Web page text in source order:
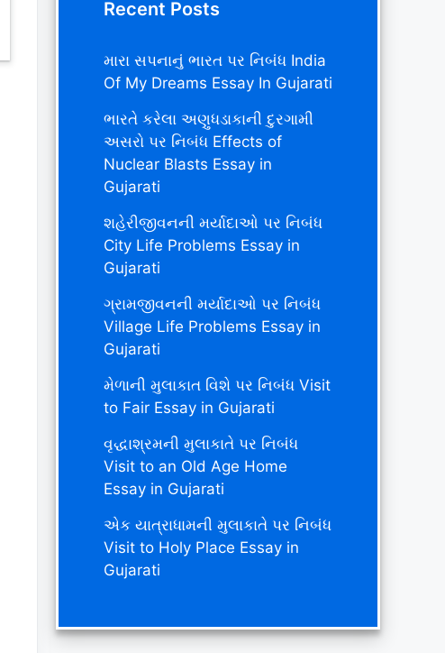
Recent Posts
મારા સપનાનું ભારત પર નિબંધ India
Of My Dreams Essay In Gujarati
ભારતે કરેલા અણુધડાકાની દુરગામી
અસરો પર નિબંધ Effects of
Nuclear Blasts Essay in
Gujarati
શહેરીજીવનની મર્યાદાઓ પર નિબંધ
City Life Problems Essay in
Gujarati
ગ્રામજીવનની મર્યાદાઓ પર નિબંધ
Village Life Problems Essay in
Gujarati
મેળાની મુલાકાત વિશે પર નિબંધ Visit
to Fair Essay in Gujarati
વૃદ્ધાશ્રમની મુલાકાતે પર નિબંધ
Visit to an Old Age Home
Essay in Gujarati
એક યાત્રાધામની મુલાકાતે પર નિબંધ
Visit to Holy Place Essay in
Gujarati